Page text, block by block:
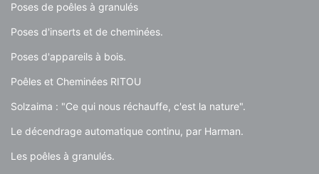
Poses de poêles à granulés
Poses d'inserts et de cheminées.
Poses d'appareils à bois.
Poêles et Cheminées RITOU
Solzaima : "Ce qui nous réchauffe, c'est la nature".
Le décendrage automatique continu, par Harman.
Les poêles à granulés.